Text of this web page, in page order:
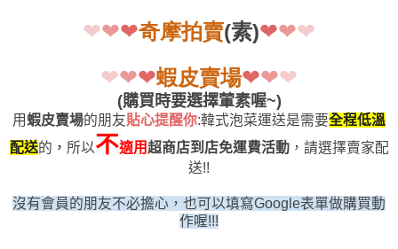
❤❤❤奇摩拍賣(素)❤❤❤
❤❤❤蝦皮賣場❤❤❤
(購買時要選擇葷素喔~)
用蝦皮賣場的朋友貼心提醒你:韓式泡菜運送是需要全程低溫
配送的 ， 所以不適用超商店到店免運費活動，請選擇賣家配
送!!
沒有會員的朋友不必擔心，也可以填寫Google表單做購買動
作喔!!!